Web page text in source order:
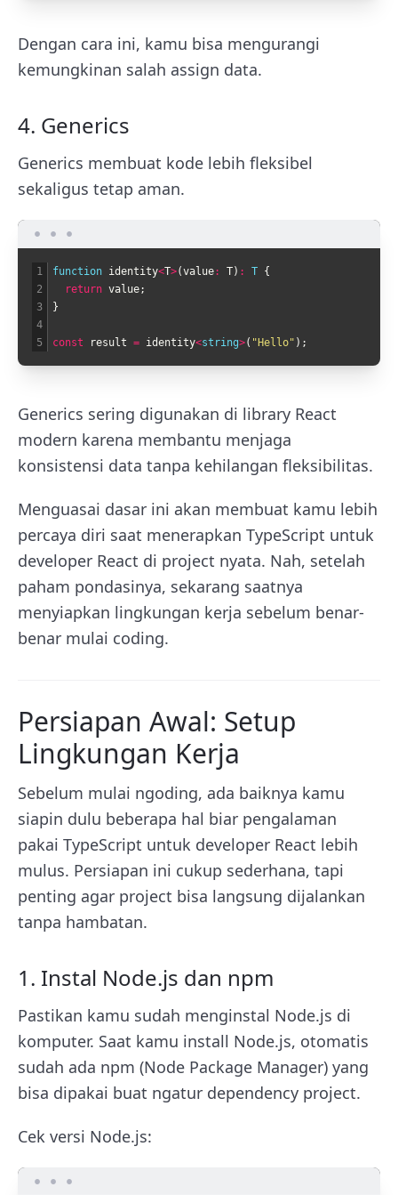
Dengan cara ini, kamu bisa mengurangi
kemungkinan salah assign data.
4. Generics
Generics membuat kode lebih fleksibel
sekaligus tetap aman.
1
2
3
4
5
function identity<T>(value: T) : T {
return value;
}
const result = identity<string>( "Hello" ) ;
Generics sering digunakan di library React
modern karena membantu menjaga
konsistensi data tanpa kehilangan fleksibilitas.
Menguasai dasar ini akan membuat kamu lebih
percaya diri saat menerapkan TypeScript untuk
developer React di project nyata. Nah, setelah
paham pondasinya, sekarang saatnya
menyiapkan lingkungan kerja sebelum benar-
benar mulai coding.
Persiapan Awal: Setup
Lingkungan Kerja
Sebelum mulai ngoding, ada baiknya kamu
siapin dulu beberapa hal biar pengalaman
pakai TypeScript untuk developer React lebih
mulus. Persiapan ini cukup sederhana, tapi
penting agar project bisa langsung dijalankan
tanpa hambatan.
1. Instal Node.js dan npm
Pastikan kamu sudah menginstal Node.js di
komputer. Saat kamu install Node.js, otomatis
sudah ada npm (Node Package Manager) yang
bisa dipakai buat ngatur dependency project.
Cek versi Node.js: